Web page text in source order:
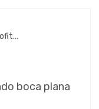
boca plana